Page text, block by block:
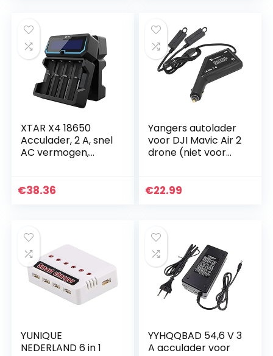
XTAR X4 18650
Acculader, 2 A, snel
AC vermogen,
lcd-display met
€38.36
Yangers autolader
voor DJI Mavic Air 2
drone (niet voor
voor 2 vliegaccu’s +
€22.99
YUNIQUE
NEDERLAND 6 in 1
YYHQQBAD 54,6 V 3
A acculader voor